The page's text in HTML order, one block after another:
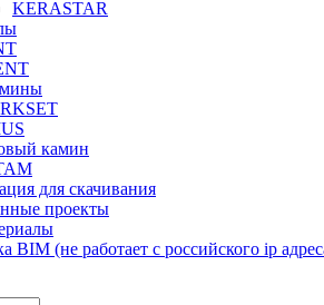
KERASTAR
камин
для скачивания
проекты
BIM (не работает с российского ip